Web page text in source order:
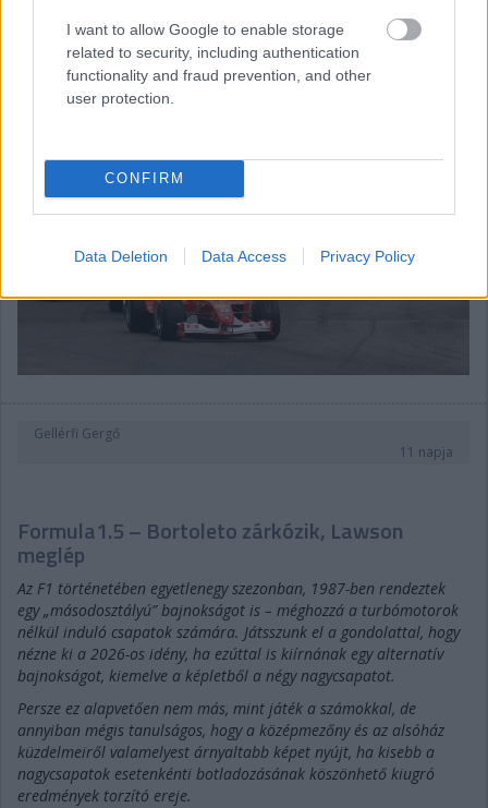
I want to allow Google to enable storage
related to security, including authentication
functionality and fraud prevention, and other
user protection.
CONFIRM
Data Deletion Data Access Privacy Policy
Nagydíj esetében történik – igaz, a fenti három pálya
rendszerint jóval közelebb volt a nagydíj nevét szolgáltató
országhoz, mint az idei október 4-i verseny esetén.
Gellérfi Gergő
11 napja
Formula1.5 – Bortoleto zárkózik, Lawson
meglép
Az F1 történetében egyetlenegy szezonban, 1987-ben rendeztek
egy „másodosztályú” bajnokságot is – méghozzá a turbómotorok
nélkül induló csapatok számára. Játsszunk el a gondolattal, hogy
nézne ki a 2026-os idény, ha ezúttal is kiírnának egy alternatív
bajnokságot, kiemelve a képletből a négy nagycsapatot.
Persze ez alapvetően nem más, mint játék a számokkal, de
annyiban mégis tanulságos, hogy a középmezőny és az alsóház
küzdelmeiről valamelyest árnyaltabb képet nyújt, ha kisebb a
nagycsapatok esetenkénti botladozásának köszönhető kiugró
eredmények torzító ereje.